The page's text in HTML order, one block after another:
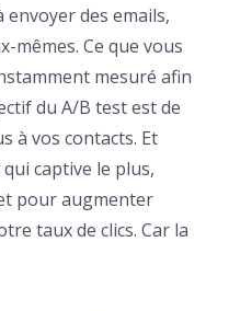
des emails,
mêmes. Ce que vous
mesuré afin
du A/B test est de
à vos contacts. Et
captive le plus,
pour augmenter
taux de clics. Car la